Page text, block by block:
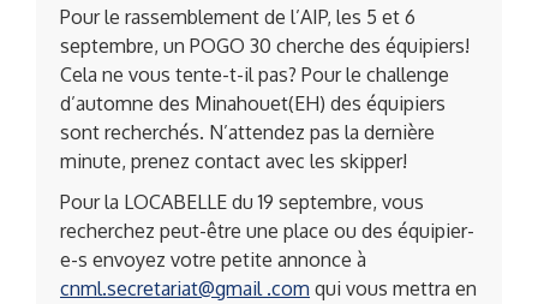
Pour le rassemblement de l’AIP, les 5 et 6
septembre, un POGO 30 cherche des équipiers!
Cela ne vous tente-t-il pas? Pour le challenge
d’automne des Minahouet(EH) des équipiers
sont recherchés. N’attendez pas la dernière
minute, prenez contact avec les skipper!
Pour la LOCABELLE du 19 septembre, vous
recherchez peut-être une place ou des équipier-
e-s envoyez votre petite annonce à
cnml.secretariat@gmail .com qui vous mettra en